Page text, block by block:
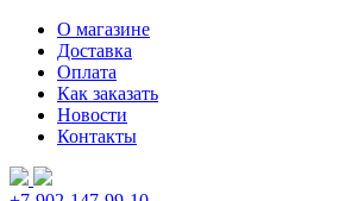
О магазине
Доставка
Оплата
Как заказать
Новости
Контакты